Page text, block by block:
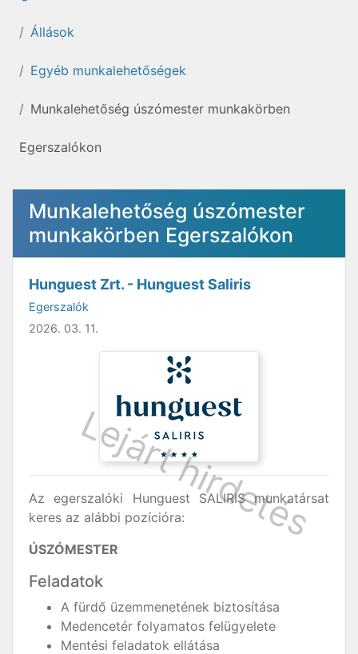
Állások
Egyéb munkalehetőségek
Munkalehetőség úszómester munkakörben
Egerszalókon
Munkalehetőség úszómester
munkakörben Egerszalókon
Hunguest Zrt. - Hunguest Saliris
Egerszalók
2026. 03. 11.
Az egerszalóki Hunguest SALIRIS munkatársat
keres az alábbi pozícióra:
ÚSZÓMESTER
Feladatok
A fürdő üzemmenetének biztosítása
Medencetér folyamatos felügyelete
Mentési feladatok ellátása